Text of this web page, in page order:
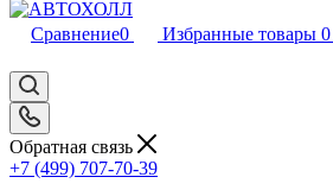
Сравнение0 Избранные товары 0
Обратная связь
+7 (499) 707-70-39